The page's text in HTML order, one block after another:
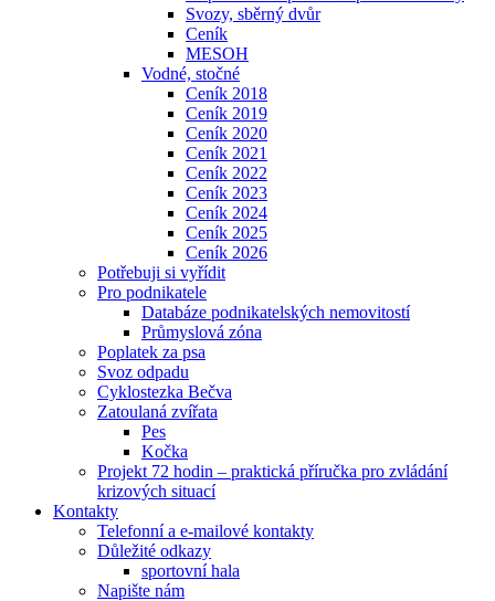
Svozy, sběrný dvůr
Ceník
MESOH
Vodné, stočné
Ceník 2018
Ceník 2019
Ceník 2020
Ceník 2021
Ceník 2022
Ceník 2023
Ceník 2024
Ceník 2025
Ceník 2026
Potřebuji si vyřídit
Pro podnikatele
Databáze podnikatelských nemovitostí
Průmyslová zóna
Poplatek za psa
Svoz odpadu
Cyklostezka Bečva
Zatoulaná zvířata
Pes
Kočka
Projekt 72 hodin – praktická příručka pro zvládání
krizových situací
Kontakty
Telefonní a e-mailové kontakty
Důležité odkazy
sportovní hala
Napište nám